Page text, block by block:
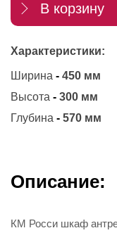
В корзину
Характеристики:
Ширина - 450 мм
Высота - 300 мм
Глубина - 570 мм
Описание:
КМ Росси шкаф